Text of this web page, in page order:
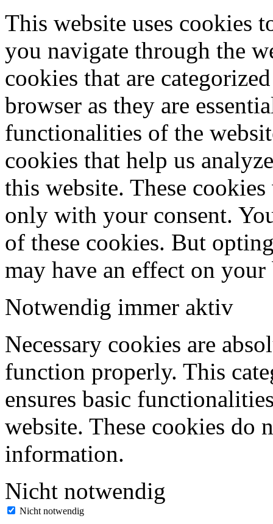
This website uses cookies
you navigate through the
cookies that are
browser as they are
functionalities of the
cookies that help us
this website. These
only with your consent.
of these cookies. But
may have an effect on
Notwendig immer aktiv
Necessary cookies are
function properly. This
ensures basic
website. These cookies do
information.
Nicht notwendig
Nicht notwendig